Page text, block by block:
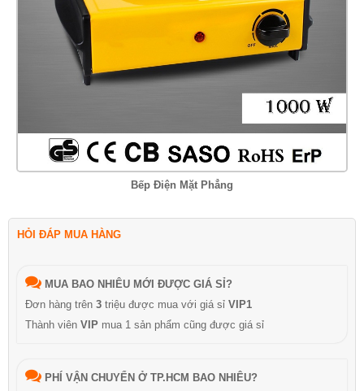
Bếp Điện Mặt Phẳng
HỎI ĐÁP MUA HÀNG
MUA BAO NHIÊU MỚI ĐƯỢC GIÁ SỈ?
Đơn hàng trên 3 triệu được mua với giá sỉ VIP1
Thành viên VIP mua 1 sản phẩm cũng được giá sỉ
PHÍ VẬN CHUYỂN Ở TP.HCM BAO NHIÊU?